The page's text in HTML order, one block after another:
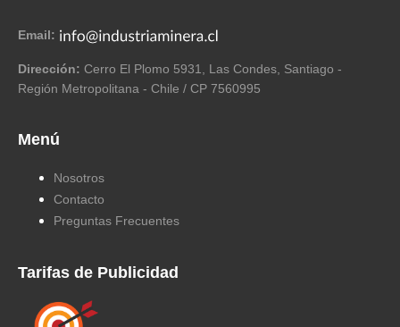
Email:
Dirección: Cerro El Plomo 5931, Las Condes, Santiago -
Región Metropolitana - Chile / CP 7560995
Menú
Nosotros
Contacto
Preguntas Frecuentes
Tarifas de Publicidad